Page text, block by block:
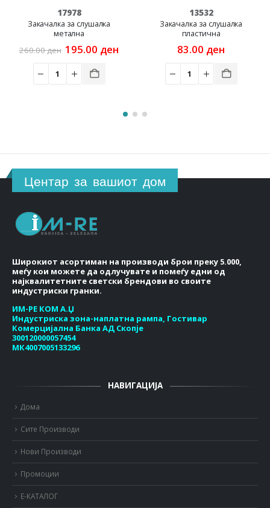
ден.
17978
Закачалка за слушалка
метална
260.00ден Original
was:
260.00 ден.
195.00 ден
195.00 ден.
13532
Закачалка за слушалка
пластична
83.00 ден
Центар за вашиот дом
Широкиот асортиман на производи брои преку 5.000,
меѓу кои можете да одлучувате и помеѓу едни од
најквалитетните светски брендови во своите
индустриски гранки.
ИМ-РЕ КОМ А.Џ
Индустриска зона-наплатна рампа, Гостивар
Комерцијална Банка АД Скопје
300120000057454
МК4007005133296
НАВИГАЦИЈА
Дома
Сите Производи
Нови Производи
Промоции
Е-КАТАЛОГ